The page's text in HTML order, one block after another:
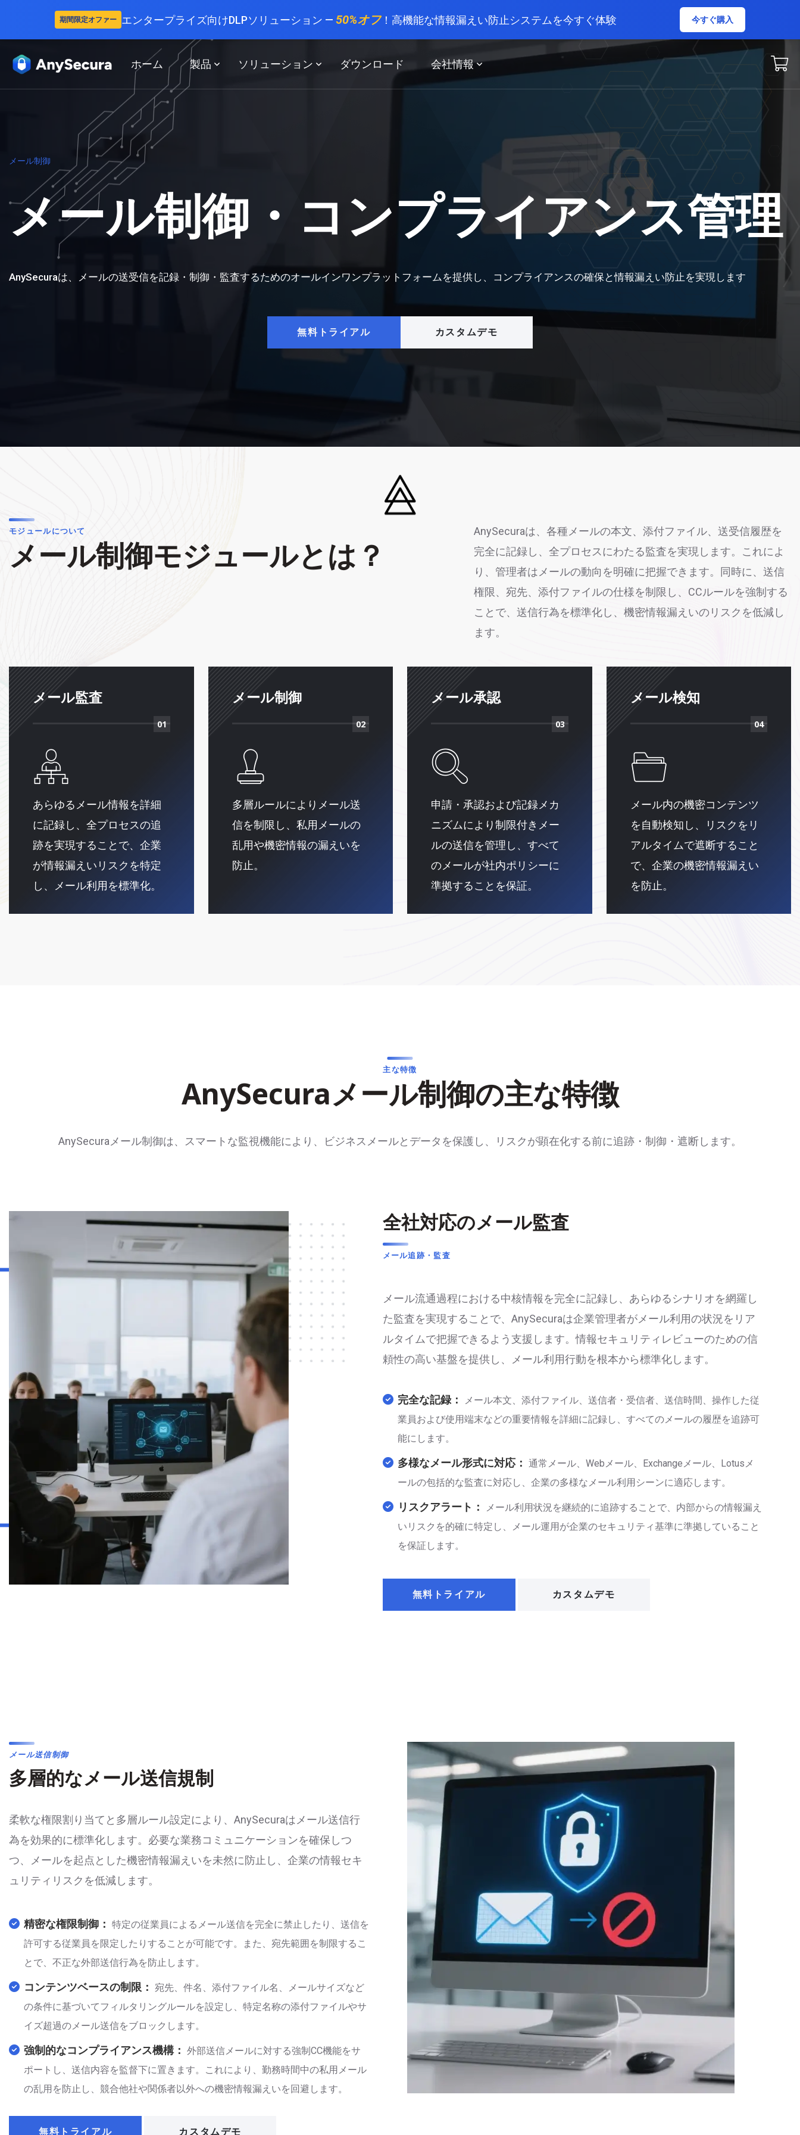
期間限定オファー エンタープライズ向けDLPソリューション — 50%オフ！高機能な情報漏えい防止システムを今すぐ体験 今すぐ購入
ホーム 製品 ソリューション ダウンロード 会社情報
メール制御
メール制御・コンプライアンス管理
AnySecuraは、メールの送受信を記録・制御・監査するためのオールインワンプラットフォームを提供し、コンプライアンスの確保と情報漏えい防止を実現します
無料トライアル カスタムデモ
モジュールについて
メール制御モジュールとは？
AnySecuraは、各種メールの本文、添付ファイル、送受信履歴を
完全に記録し、全プロセスにわたる監査を実現します。これによ
り、管理者はメールの動向を明確に把握できます。同時に、送信
権限、宛先、添付ファイルの仕様を制限し、CCルールを強制する
ことで、送信行為を標準化し、機密情報漏えいのリスクを低減し
ます。
01
メール監査
あらゆるメール情報を詳細
に記録し、全プロセスの追
跡を実現することで、企業
が情報漏えいリスクを特定
し、メール利用を標準化。
02
メール制御
多層ルールによりメール送
信を制限し、私用メールの
乱用や機密情報の漏えいを
防止。
03
メール承認
申請・承認および記録メカ
ニズムにより制限付きメー
ルの送信を管理し、すべて
のメールが社内ポリシーに
準拠することを保証。
04
メール検知
メール内の機密コンテンツ
を自動検知し、リスクをリ
アルタイムで遮断すること
で、企業の機密情報漏えい
を防止。
主な特徴
AnySecuraメール制御の主な特徴
AnySecuraメール制御は、スマートな監視機能により、ビジネスメールとデータを保護し、リスクが顕在化する前に追跡・制御・遮断します。
全社対応のメール監査
メール追跡・監査
メール流通過程における中核情報を完全に記録し、あらゆるシナリオを網羅し
た監査を実現することで、AnySecuraは企業管理者がメール利用の状況をリア
ルタイムで把握できるよう支援します。情報セキュリティレビューのための信
頼性の高い基盤を提供し、メール利用行動を根本から標準化します。
完全な記録：
メール本文、添付ファイル、送信者・受信者、送信時間、操作した従
業員および使用端末などの重要情報を詳細に記録し、すべてのメールの履歴を追跡可
能にします。
多様なメール形式に対応： 通常メール、Webメール、Exchangeメール、Lotusメ
ールの包括的な監査に対応し、企業の多様なメール利用シーンに適応します。
リスクアラート：
メール利用状況を継続的に追跡することで、内部からの情報漏え
いリスクを的確に特定し、メール運用が企業のセキュリティ基準に準拠していること
を保証します。
無料トライアル カスタムデモ
メール送信制御
多層的なメール送信規制
柔軟な権限割り当てと多層ルール設定により、AnySecuraはメール送信行
為を効果的に標準化します。必要な業務コミュニケーションを確保しつ
つ、メールを起点とした機密情報漏えいを未然に防止し、企業の情報セキ
ュリティリスクを低減します。
精密な権限制御： 特定の従業員によるメール送信を完全に禁止したり、送信を
許可する従業員を限定したりすることが可能です。また、宛先範囲を制限するこ
とで、不正な外部送信行為を防止します。
コンテンツベースの制限：
宛先、件名、添付ファイル名、メールサイズなど
の条件に基づいてフィルタリングルールを設定し、特定名称の添付ファイルやサ
イズ超過のメール送信をブロックします。
強制的なコンプライアンス機構： 外部送信メールに対する強制CC機能をサ
ポートし、送信内容を監督下に置きます。これにより、勤務時間中の私用メール
の乱用を防止し、競合他社や関係者以外への機密情報漏えいを回避します。
無料トライアル カスタムデモ